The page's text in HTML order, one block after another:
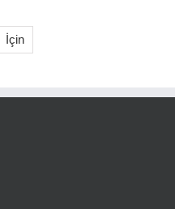
İçin